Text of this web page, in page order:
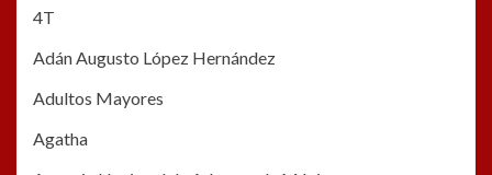
4T
Adán Augusto López Hernández
Adultos Mayores
Agatha